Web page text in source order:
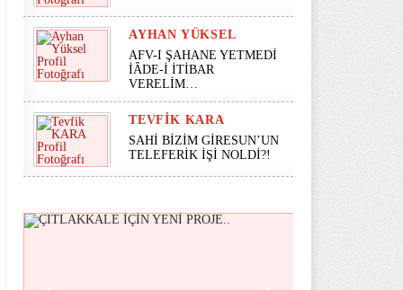
AYHAN YÜKSEL
AFV-I ŞAHANE YETMEDİ
İÂDE-İ İTİBAR
VERELİM…
TEVFIK KARA
SAHİ BİZİM GİRESUN’UN
TELEFERİK İŞİ NOLDİ?!